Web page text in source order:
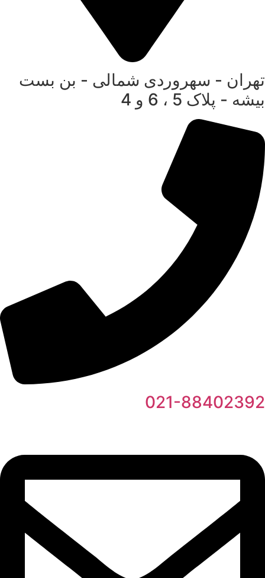
تهران - سهروردی شمالی - بن بست
بیشه - پلاک 5 ، 6 و 4
021-88402392